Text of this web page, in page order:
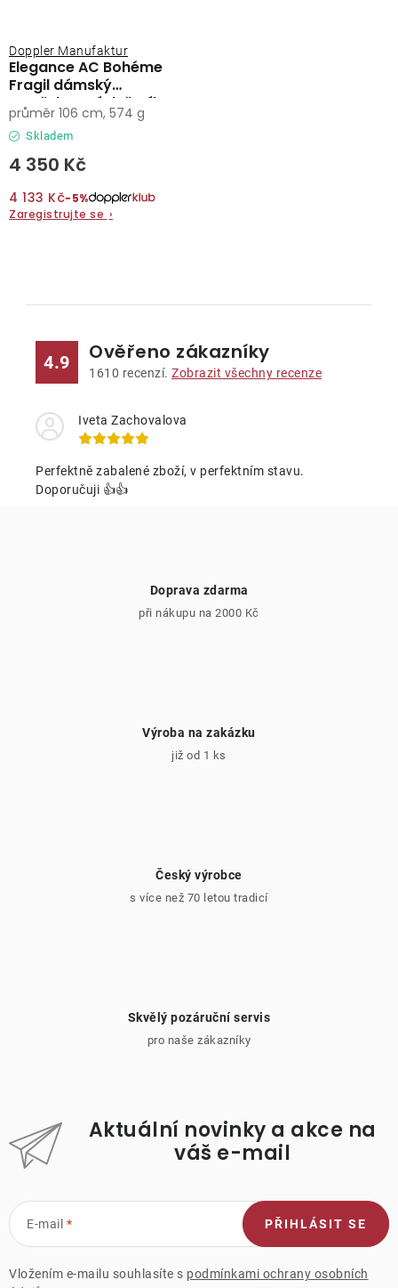
Elegance AC Bohéme
Fragil dámský
vystřelovací deštník
Doppler Manufaktur
Skladem
4 350 Kč
4 133 Kč−5%
Zaregistrujte se ›
průměr 106 cm, 574 g
4.9 Ověřeno zákazníky
1610 recenzí. Zobrazit všechny recenze
Iveta Zachovalova
Perfektně zabalené zboží, v perfektním stavu.
Doporučuji 👍👍
Doprava zdarma
při nákupu na 2000 Kč
Výroba na zakázku
již od 1 ks
Český výrobce
s více než 70 letou tradicí
Skvělý pozáruční servis
pro naše zákazníky
Aktuální novinky a akce na
váš e-mail
E-mail
Vložením e-mailu souhlasíte s podmínkami ochrany osobních
PŘIHLÁSIT SE